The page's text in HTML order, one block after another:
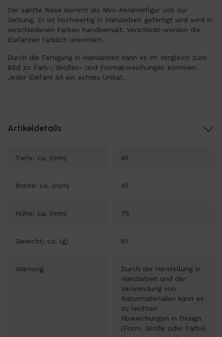
Der sanfte Riese kommt als Mini-Keramikfigur voll zur
Geltung. Er ist hochwertig in Handarbeit gefertigt und wird in
verschiedenen Farben handbemalt. Verschickt werden die
Elefanten farblich unsortiert.
Durch die Fertigung in Handarbeit kann es im Vergleich zum
Bild zu Farb-, Größen- und Formabweichungen kommen.
Jeder Elefant ist ein echtes Unikat.
Artikeldetails
Tiefe: ca. (mm) 45
Breite: ca. (mm) 45
Höhe: ca. (mm) 75
Gewicht: ca. (g) 61
Warnung
Durch die Herstellung in
Handarbeit und der
Verwendung von
Naturmaterialien kann es
zu leichten
Abweichungen in Design
(Form, Größe oder Farbe)